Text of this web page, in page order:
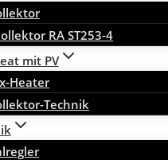
RA ST253-4
mit PV
Heater
Technik